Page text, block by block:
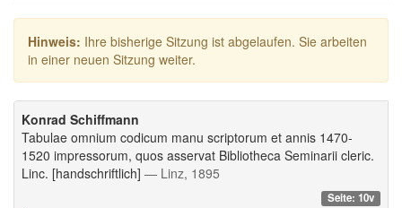
Hinweis: Ihre bisherige Sitzung ist abgelaufen. Sie arbeiten
in einer neuen Sitzung weiter.
Konrad Schiffmann
Tabulae omnium codicum manu scriptorum et annis 1470-
1520 impressorum, quos asservat Bibliotheca Seminarii cleric.
Linc. [handschriftlich] — Linz, 1895
Seite: 10v